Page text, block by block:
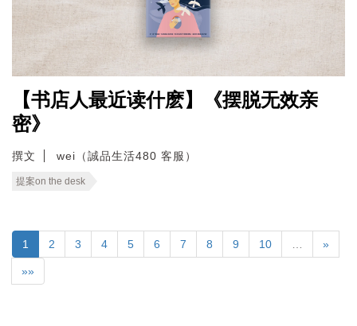
【书店人最近读什麽】《摆脱无效亲
密》
撰文 wei（誠品生活480 客服）
提案on the desk
1 2 3 4 5 6 7 8 9 10 »
»»